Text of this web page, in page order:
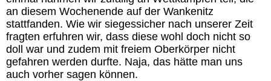
an diesem Wochenende auf der Wankenitz
stattfanden. Wie wir siegessicher nach unserer Zeit
fragten erfuhren wir, dass diese wohl doch nicht so
doll war und zudem mit freiem Oberkörper nicht
gefahren werden durfte. Naja, das hätte man uns
auch vorher sagen können.